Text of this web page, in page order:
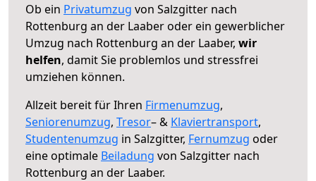
Ob ein Privatumzug von Salzgitter nach
Rottenburg an der Laaber oder ein gewerblicher
Umzug nach Rottenburg an der Laaber, wir
helfen, damit Sie problemlos und stressfrei
umziehen können.
Allzeit bereit für Ihren Firmenumzug,
Seniorenumzug, Tresor– & Klaviertransport,
Studentenumzug in Salzgitter, Fernumzug oder
eine optimale Beiladung von Salzgitter nach
Rottenburg an der Laaber.